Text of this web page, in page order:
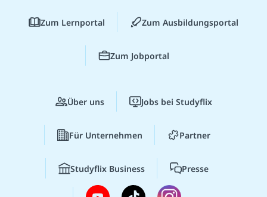
Zum Lernportal Zum Ausbildungsportal
Zum Jobportal
Über uns Jobs bei Studyflix
Für Unternehmen Partner
Studyflix Business Presse